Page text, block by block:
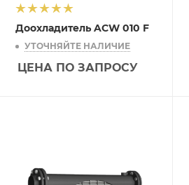
Доохладитель ACW 010 F
УТОЧНЯЙТЕ НАЛИЧИЕ
ЦЕНА ПО ЗАПРОСУ